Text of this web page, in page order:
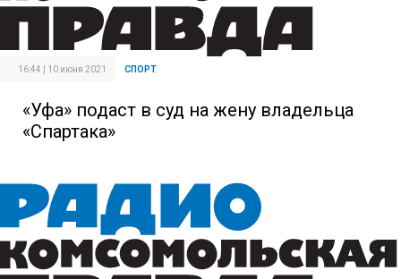
16:44 | 10 июня 2021 СПОРТ
«Уфа» подаст в суд на жену владельца
«Спартака»